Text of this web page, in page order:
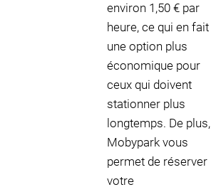
environ 1,50 € par
heure, ce qui en fait
une option plus
économique pour
ceux qui doivent
stationner plus
longtemps. De plus,
Mobypark vous
permet de réserver
votre